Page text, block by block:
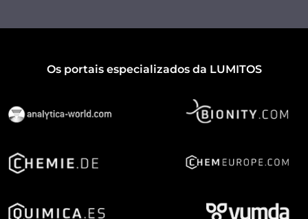
Os portais especializados da LUMITOS